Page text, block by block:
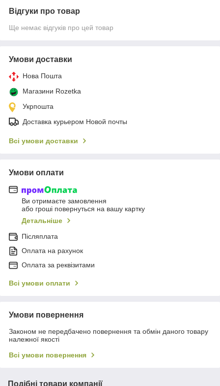
Відгуки про товар
Ще немає відгуків про цей товар
Умови доставки
Нова Пошта
Магазини Rozetka
Укрпошта
Доставка курьером Новой почты
Всі умови доставки
Умови оплати
Ви отримаєте замовлення
або гроші повернуться на вашу картку
Детальніше
Післяплата
Оплата на рахунок
Оплата за реквізитами
Всі умови оплати
Умови повернення
Законом не передбачено повернення та обмін даного товару
належної якості
Всі умови повернення
Подібні товари компанії